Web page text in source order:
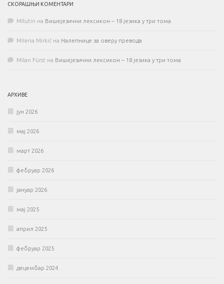
СКОРАШЊИ КОМЕНТАРИ
MIlutin на Вишејезични лексикон – 18 језика у три тома
Milena Mirkić на Налепнице за оверу превода
Milan Fürst на Вишејезични лексикон – 18 језика у три тома
АРХИВЕ
јун 2026
мај 2026
март 2026
фебруар 2026
јануар 2026
мај 2025
април 2025
фебруар 2025
децембар 2024